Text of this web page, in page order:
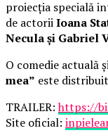
proiecția specială
de actoriiIoana
Necula și Gabriel
O comedie actuală
mea” este
TRAILER:https://
Site oficial: